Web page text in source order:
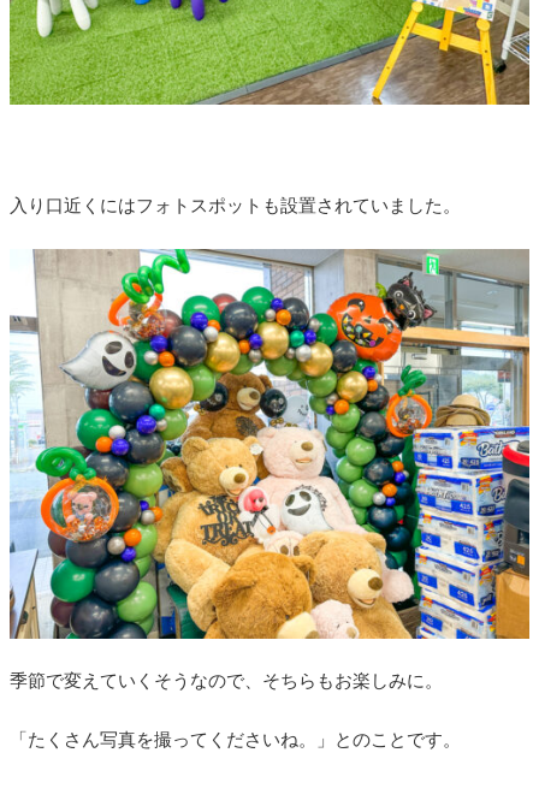
入り口近くにはフォトスポットも設置されていました。
季節で変えていくそうなので、そちらもお楽しみに。
「たくさん写真を撮ってくださいね。」とのことです。